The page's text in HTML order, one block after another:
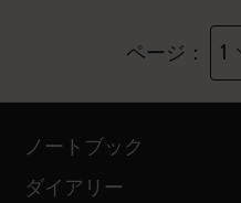
ページ： 1
ノートブック
ダイアリー